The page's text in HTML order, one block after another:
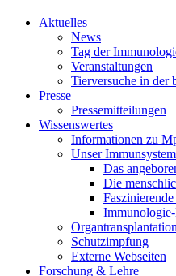
Aktuelles
News
Tag der
Veranstaltungen
Tierversuche in der
Presse
Pressemitteilungen
Wissenswertes
Informationen zu
Unser Immunsystem
Das
Die
Organtransplantation
Schutzimpfung
Externe Webseiten
Forschung & Lehre